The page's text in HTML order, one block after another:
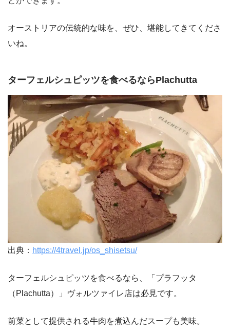
オーストリアの伝統的な味を、ぜひ、堪能してきてくださ
いね。
ターフェルシュピッツを食べるならPlachutta
出典： https://4travel.jp/os_shisetsu/
ターフェルシュピッツを食べるなら、「プラフッタ
（Plachutta）」ヴォルツァイレ店は必見です。
前菜として提供される牛肉を煮込んだスープも美味。